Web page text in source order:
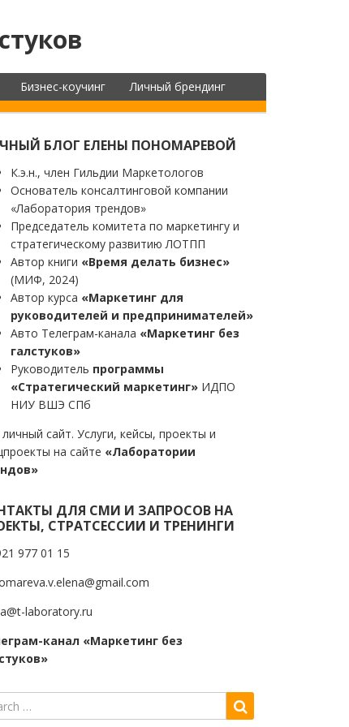
Бизнес-коучинг Личный брендинг
БЛОГ ЕЛЕНЫ ПОНОМАРЕВОЙ
К.э.н., член Гильдии Маркетологов
Основатель консалтинговой компании
«Лаборатория трендов»
Председатель комитета по маркетингу и
стратегическому развитию ЛОТПП
Автор книги «Время делать бизнес»
(МИФ, 2024)
Автор курса «Маркетинг для
руководителей и предпринимателей»
Авто Телеграм-канала «Маркетинг без
галстуков»
Руководитель программы
«Стратегический маркетинг» ИДПО
НИУ ВШЭ СПб
сайт. Услуги, кейсы, проекты и
на сайте «Лаборатории
ДЛЯ СМИ И ЗАПРОСОВ НА
СТРАТСЕССИИ И ТРЕНИНГИ
977 01 15
laboratory.ru
канал «Маркетинг без